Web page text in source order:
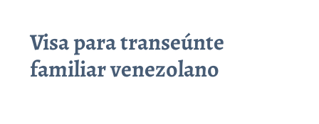
Visa para transeúnte
familiar venezolano